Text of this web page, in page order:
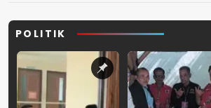
POLITIK